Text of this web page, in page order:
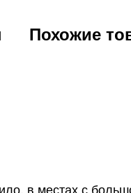
Похожие
в местах с